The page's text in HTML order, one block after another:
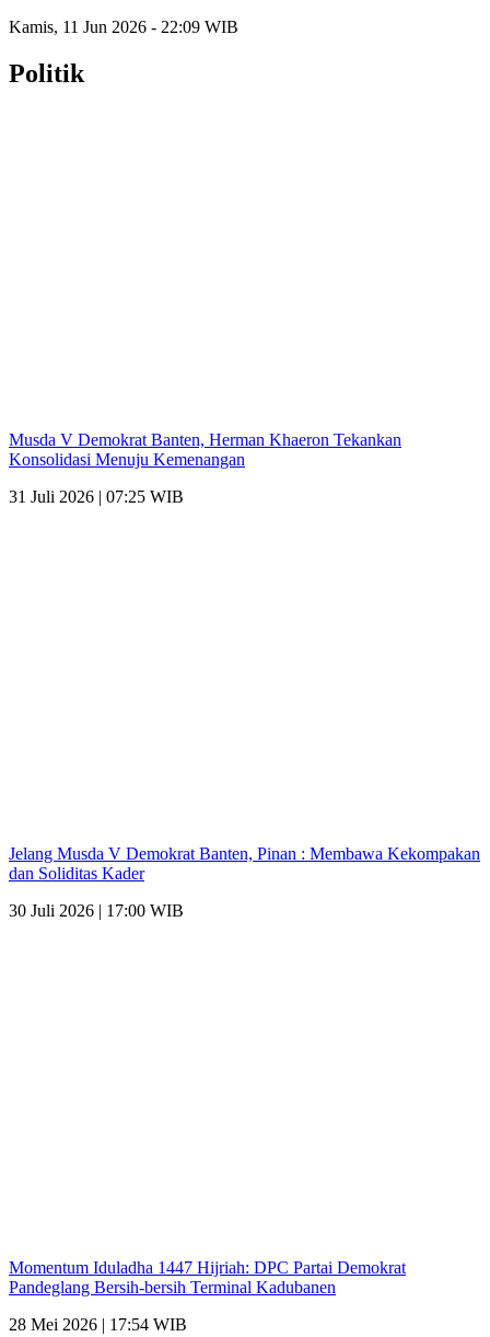
Kamis, 11 Jun 2026 - 22:09 WIB
Politik
Musda V Demokrat Banten, Herman Khaeron Tekankan
Konsolidasi Menuju Kemenangan
31 Juli 2026 | 07:25 WIB
Jelang Musda V Demokrat Banten, Pinan : Membawa Kekompakan
dan Soliditas Kader
30 Juli 2026 | 17:00 WIB
Momentum Iduladha 1447 Hijriah: DPC Partai Demokrat
Pandeglang Bersih-bersih Terminal Kadubanen
28 Mei 2026 | 17:54 WIB